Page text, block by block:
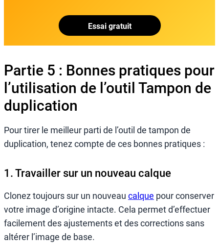
Essai gratuit
Partie 5 : Bonnes pratiques pour
l’utilisation de l’outil Tampon de
duplication
Pour tirer le meilleur parti de l’outil de tampon de
duplication, tenez compte de ces bonnes pratiques :
1. Travailler sur un nouveau calque
Clonez toujours sur un nouveau calque pour conserver
votre image d’origine intacte. Cela permet d’effectuer
facilement des ajustements et des corrections sans
altérer l’image de base.